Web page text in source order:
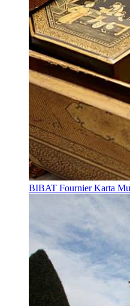
BIBAT Fournier Karta